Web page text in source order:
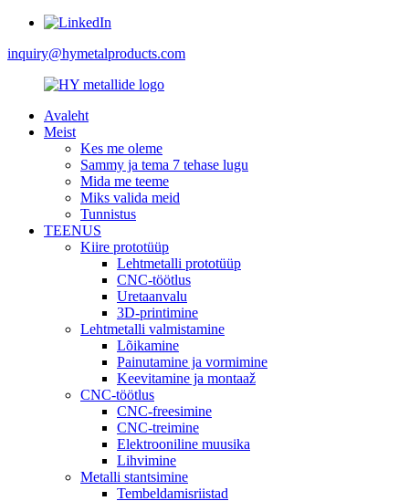
inquiry@hymetalproducts.com
Avaleht
Meist
Kes me oleme
Sammy ja tema 7 tehase lugu
Mida me teeme
Miks valida meid
Tunnistus
TEENUS
Kiire prototüüp
Lehtmetalli prototüüp
CNC-töötlus
Uretaanvalu
3D-printimine
Lehtmetalli valmistamine
Lõikamine
Painutamine ja vormimine
Keevitamine ja montaaž
CNC-töötlus
CNC-freesimine
CNC-treimine
Elektrooniline muusika
Lihvimine
Metalli stantsimine
Tembeldamisriistad